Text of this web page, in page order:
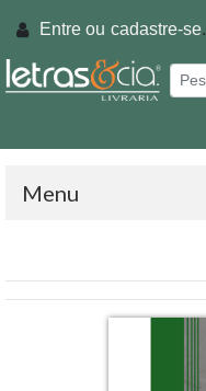
Entre ou cadastre-se.
Menu